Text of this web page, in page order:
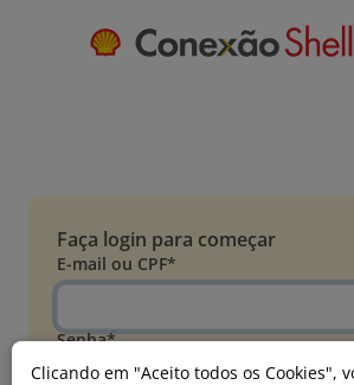
Clicando em "Aceito todos os Cookies",
Faça login para começar
E-mail ou CPF*
Senha*